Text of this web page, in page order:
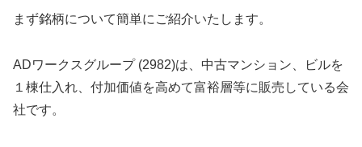
まず銘柄について簡単にご紹介いたします。
ADワークスグループ (2982)は、中古マンション、ビルを
１棟仕入れ、付加価値を高めて富裕層等に販売している会
社です。